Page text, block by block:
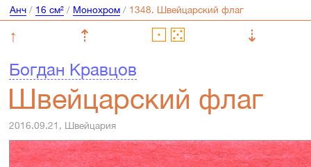
Анч/ 16 см²/ Монохром/
↑ ⇡
⇣
Богдан Кравцов
Швейцарский флаг
2016.09.21, Швейцария